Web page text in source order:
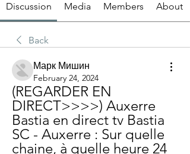
Discussion Media Members About
Back
Марк Мишин
February 24, 2024
(REGARDER EN
DIRECT>>>>) Auxerre
Bastia en direct tv Bastia
SC - Auxerre : Sur quelle
chaine, à quelle heure 24